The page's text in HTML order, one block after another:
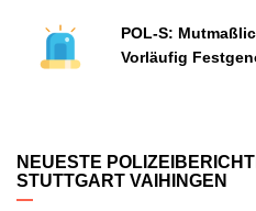
POL-S:
Vorläufig
NEUESTE
STUTTGART VAIHINGEN